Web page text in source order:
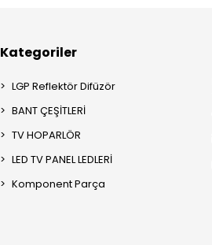
Kategoriler
LGP Reflektör Difüzör
BANT ÇEŞİTLERİ
TV HOPARLÖR
LED TV PANEL LEDLERİ
Komponent Parça